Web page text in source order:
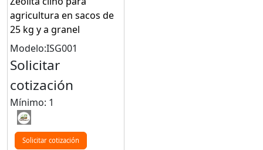
agricultura en sacos de
25 kg y a granel
Modelo:ISG001
Solicitar
cotización
Mínimo: 1
Solicitar cotización